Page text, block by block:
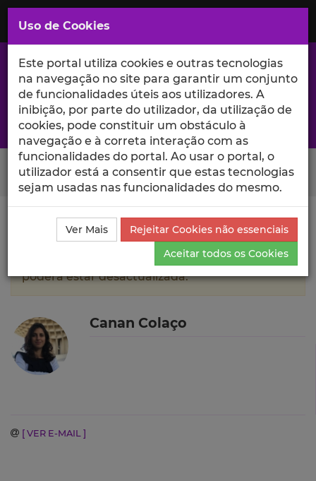
Saltar
para
Conteúdo
Principal
A excelência da investigação e ciência no Iscte
Search Button
Ciência_Iscte Autores Canan Colaço Currículo
A informação contida neste perfil público
poderá estar desactualizada.
Canan Colaço
[ VER E-MAIL ]
Uso de Cookies
Este portal utiliza cookies e outras tecnologias
na navegação no site para garantir um conjunto
de funcionalidades úteis aos utilizadores. A
inibição, por parte do utilizador, da utilização de
cookies, pode constituir um obstáculo à
navegação e à correta interação com as
funcionalidades do portal. Ao usar o portal, o
utilizador está a consentir que estas tecnologias
sejam usadas nas funcionalidades do mesmo.
Ver Mais
Rejeitar Cookies não essenciais
Aceitar todos os Cookies